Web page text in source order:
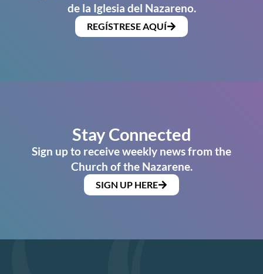
de la Iglesia del Nazareno.
REGÍSTRESE AQUÍ
Stay Connected
Sign up to receive weekly news from the
Church of the Nazarene.
SIGN UP HERE